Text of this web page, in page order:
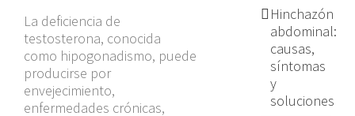
La deficiencia de
testosterona, conocida
como hipogonadismo, puede
producirse por
envejecimiento,
enfermedades crónicas,
Hinchazón
abdominal:
causas,
síntomas
y
soluciones